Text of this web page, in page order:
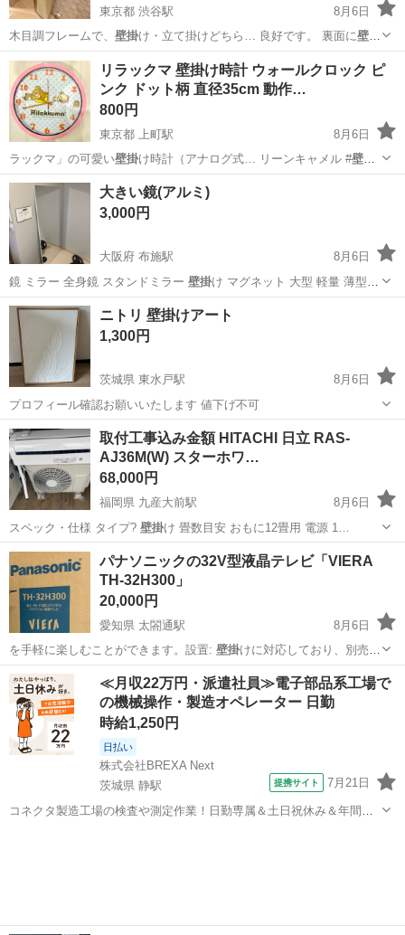
東京都 渋谷駅
8月6日
木目調フレームで、 壁掛け・立て掛けどちら… 良好です。 裏面に壁掛
け用の紐も付属して…
東京 渋谷区 渋谷駅 ミラー/鏡
リラックマ 壁掛け時計 ウォールクロック ピ
ンク ドット柄 直径35cm 動作…
800円
東京都 上町駅
8月6日
ラックマ」の可愛い壁掛け時計（アナログ式… リーンキャメル #壁掛
け時計 #ウォール…
東京 世田谷区 上町駅
大きい鏡(アルミ)
3,000円
大阪府 布施駅
8月6日
鏡 ミラー 全身鏡 スタンドミラー 壁掛け マグネット 大型 軽量 薄型
姿見…
大阪 東大阪市 布施駅 ミラー/鏡
ニトリ 壁掛けアート
1,300円
茨城県 東水戸駅
8月6日
プロフィール確認お願いいたします 値下げ不可
茨城 水戸市 東水戸駅 インテリア雑貨/小物
取付工事込み金額 HITACHI 日立 RAS-
AJ36M(W) スターホワ…
68,000円
福岡県 九産大前駅
8月6日
スペック・仕様 タイプ? 壁掛け 畳数目安 おもに12畳用 電源 1…
福岡 福岡市 九産大前駅 季節、空調家電
パナソニックの32V型液晶テレビ「VIERA
TH-32H300」
20,000円
愛知県 太閤通駅
8月6日
を手軽に楽しむことができます。設置: 壁掛けに対応しており、別売の
金具を使用する…
愛知 名古屋市 太閤通駅 テレビ VIERA
≪月収22万円・派遣社員≫電子部品系工場で
の機械操作・製造オペレーター 日勤
時給1,250円
日払い
株式会社BREXA Next
茨城県 静駅
提携サイト 7月21日
コネクタ製造工場の検査や測定作業！日勤専属＆土日祝休み＆年間休